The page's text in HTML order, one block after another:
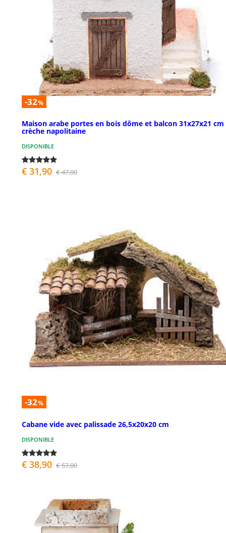
-32%
Maison arabe portes en bois dôme et balcon 31x27x21 cm
crèche napolitaine
DISPONIBLE
€ 31,90 € 47,00
-32%
Cabane vide avec palissade 26,5x20x20 cm
DISPONIBLE
€ 38,90 € 57,00